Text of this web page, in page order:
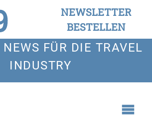
NEWSLETTER
BESTELLEN
FÜR DIE TRAVEL
INDUSTRY